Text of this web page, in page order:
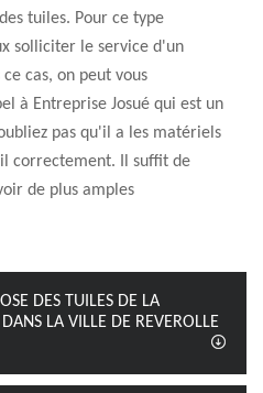
tuiles. Pour ce type
solliciter le service d'un
cas, on peut vous
à Entreprise Josué qui est un
pas qu'il a les matériels
correctement. Il suffit de
de plus amples
DES TUILES DE LA
LA VILLE DE REVEROLLE